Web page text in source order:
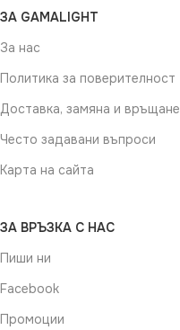
ЗА GAMALIGHT
За нас
Политика за поверителност
Доставка, замяна и връщане
Често задавани въпроси
Карта на сайта
ЗА ВРЪЗКА С НАС
Пиши ни
Facebook
Промоции